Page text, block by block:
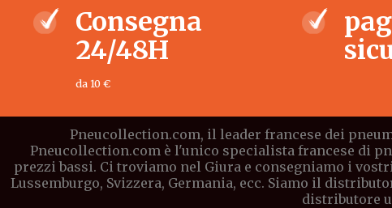
Consegna
24/48H
da 10 €
Pneucollection.com, il leader francese dei
Pneucollection.com è l'unico specialista francese di
prezzi bassi. Ci troviamo nel Giura e consegniamo i
Lussemburgo, Svizzera, Germania, ecc. Siamo il
distributore